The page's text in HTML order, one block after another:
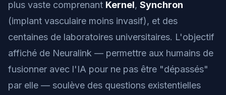
plus vaste comprenant Kernel, Synchron
(implant vasculaire moins invasif), et des
centaines de laboratoires universitaires. L'objectif
affiché de Neuralink — permettre aux humains de
fusionner avec l'IA pour ne pas être "dépassés"
par elle — soulève des questions existentielles